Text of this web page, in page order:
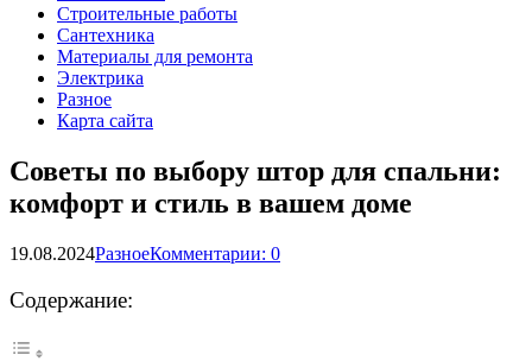
Строительные работы
Сантехника
Материалы для ремонта
Электрика
Разное
Карта сайта
Советы по выбору штор для спальни:
комфорт и стиль в вашем доме
19.08.2024РазноеКомментарии: 0
Содержание: